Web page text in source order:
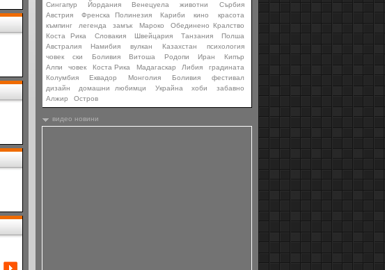
Сингапур
Йордания Венецуела животни
Сърбия
Австрия
Френска Полинезия Кариби кино
красота
къмпинг
легенда замък Мароко
Обединено Кралство
Коста Рика
Словакия Швейцария Танзания
Полша
Aвстралия
Намибия вулкан Казахстан
психология
човек
ски Боливия Витоша Родопи Иран
Кипър
Алпи
човек Коста Рика Мадагаскар Либия
градината
Колумбия
Еквадор Монголия Боливия
фестивал
дизайн
домашни любимци Украйна хоби
забавно
Алжир
Остров
видео новини